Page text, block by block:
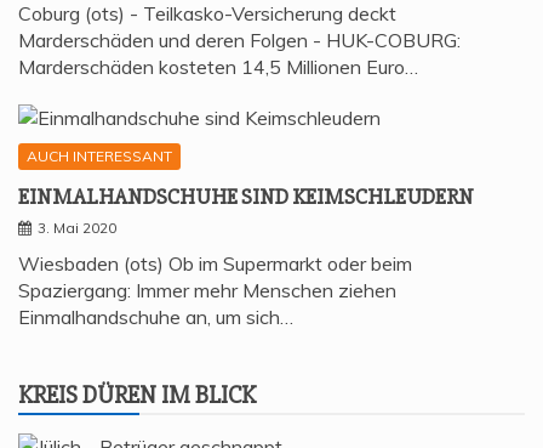
Coburg (ots) - Teilkasko-Versicherung deckt
Marderschäden und deren Folgen - HUK-COBURG:
Marderschäden kosteten 14,5 Millionen Euro…
AUCH INTERESSANT
EIN­MAL­HAND­SCHU­HE SIND KEIMSCHLEUDERN
3. Mai 2020
Wiesbaden (ots) Ob im Supermarkt oder beim
Spaziergang: Immer mehr Menschen ziehen
Einmalhandschuhe an, um sich…
KREIS DÜREN IM BLICK